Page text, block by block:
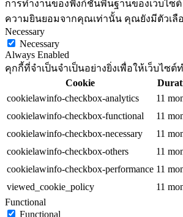
การทำงานของฟังก์ชันพื้นฐานของเว็บไซ
ความยินยอมจากคุณเท่านั้น คุณยังมีตัวเลื
Necessary
Necessary
Always Enabled
คุกกี้ที่จำเป็นจำเป็นอย่างยิ่งเพื่อให้เว็บไ
Cookie
cookielawinfo-checkbox-analytics
11
cookielawinfo-checkbox-functional
11
cookielawinfo-checkbox-necessary
11
cookielawinfo-checkbox-others
11
cookielawinfo-checkbox-performance 11
viewed_cookie_policy
11
Functional
Functional